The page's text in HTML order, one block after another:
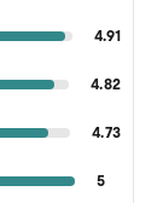
4.91
4.82
4.73
5